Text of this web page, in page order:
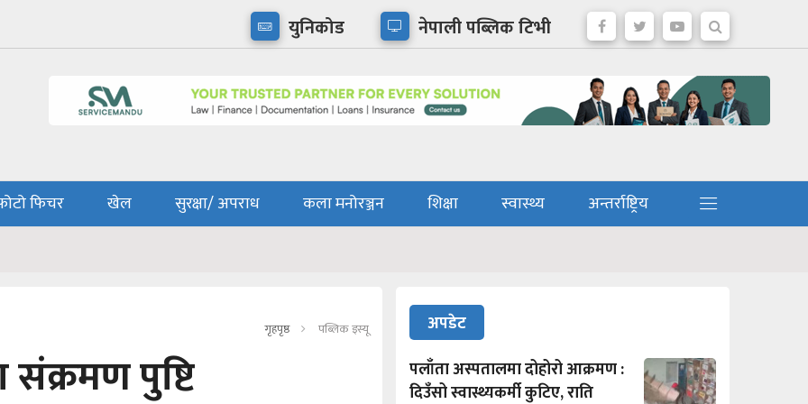
युनिकोड नेपाली पब्लिक टिभी
फिचर खेल सुरक्षा/ अपराध कला मनोरञ्जन शिक्षा स्वास्थ्य
अन्तर्राष्ट्रिय
गृहपृष्ठ पब्लिक इस्यू
पुष्टि
अपडेट
पलाँता अस्पतालमा दोहोरो आक्रमण :
दिउँसो स्वास्थ्यकर्मी कुटिए, राति